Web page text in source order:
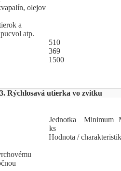
olejov
a
atp.
510
369
1500
3. Rýchlosavá utierka vo zvitku
Jed­not­ka Mi­ni­mum
ks
Hodnota /